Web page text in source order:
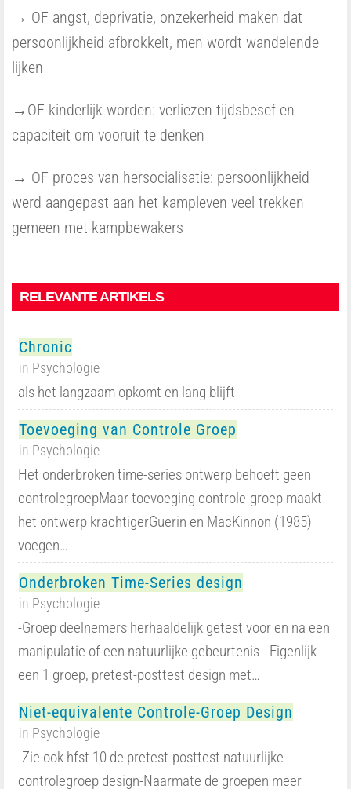
→ OF angst, deprivatie, onzekerheid maken dat
persoonlijkheid afbrokkelt, men wordt wandelende
lijken
→OF kinderlijk worden: verliezen tijdsbesef en
capaciteit om vooruit te denken
→ OF proces van hersocialisatie: persoonlijkheid
werd aangepast aan het kampleven veel trekken
gemeen met kampbewakers
RELEVANTE ARTIKELS
Chronic
in Psychologie
als het langzaam opkomt en lang blijft
Toevoeging van Controle Groep
in Psychologie
Het onderbroken time-series ontwerp behoeft geen
controlegroepMaar toevoeging controle-groep maakt
het ontwerp krachtigerGuerin en MacKinnon (1985)
voegen…
Onderbroken Time-Series design
in Psychologie
-Groep deelnemers herhaaldelijk getest voor en na een
manipulatie of een natuurlijke gebeurtenis - Eigenlijk
een 1 groep, pretest-posttest design met…
Niet-equivalente Controle-Groep Design
in Psychologie
-Zie ook hfst 10 de pretest-posttest natuurlijke
controlegroep design-Naarmate de groepen meer